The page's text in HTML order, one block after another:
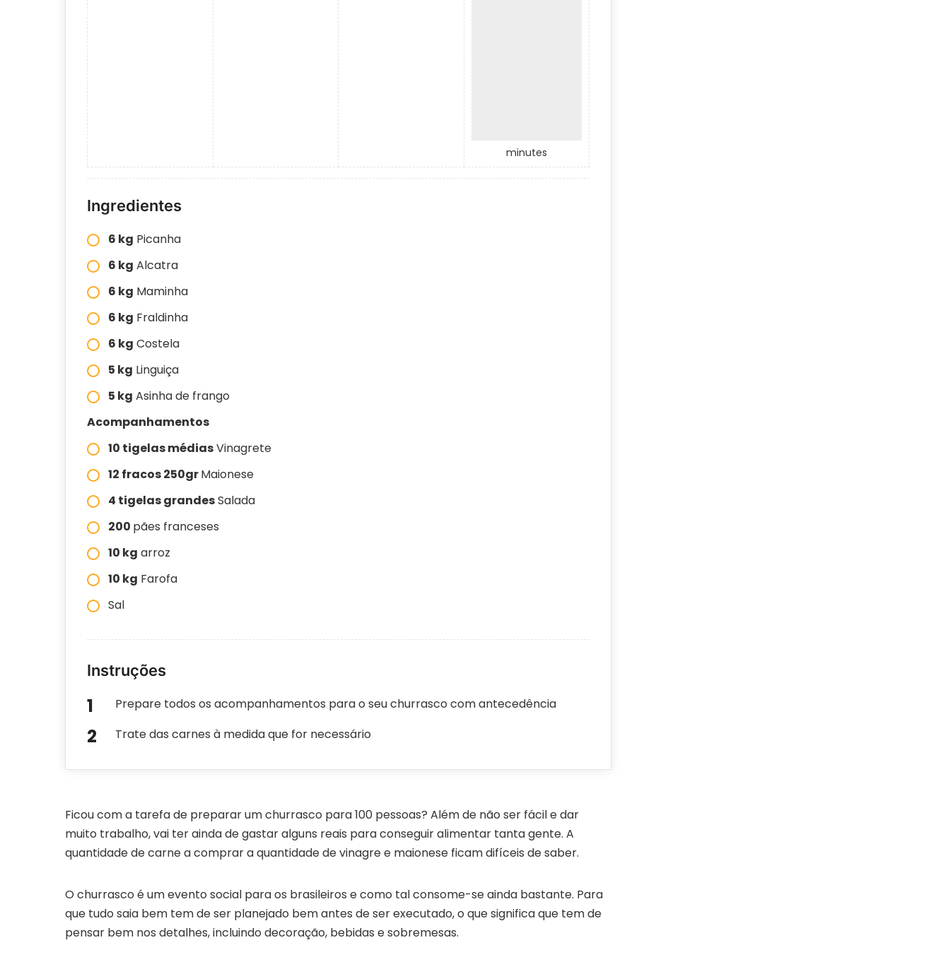
minutes
Ingredientes
6 kg Picanha
6 kg Alcatra
6 kg Maminha
6 kg Fraldinha
6 kg Costela
5 kg Linguiça
5 kg Asinha de frango
Acompanhamentos
10 tigelas médiasVinagrete
12 fracos 250grMaionese
4 tigelas grandesSalada
200 pães franceses
10 kg arroz
10 kg Farofa
Sal
Instruções
Prepare todos os acompanhamentos para o seu churrasco com antecedência
Trate das carnes à medida que for necessário
Ficou com a tarefa de preparar um churrasco para 100 pessoas? Além de não ser fácil e dar
muito trabalho, vai ter ainda de gastar alguns reais para conseguir alimentar tanta gente. A
quantidade de carne a comprar a quantidade de vinagre e maionese ficam difíceis de saber.
O churrasco é um evento social para os brasileiros e como tal consome-se ainda bastante. Para
que tudo saia bem tem de ser planejado bem antes de ser executado, o que significa que tem de
pensar bem nos detalhes, incluindo decoração, bebidas e sobremesas.